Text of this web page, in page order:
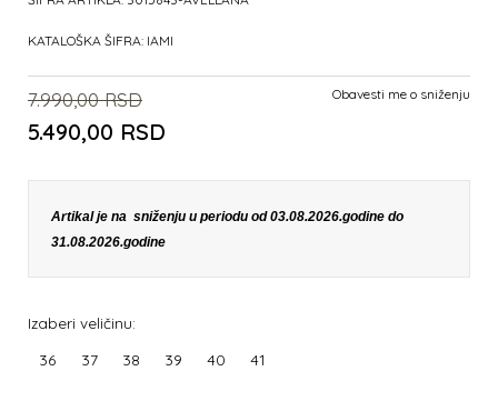
KATALOŠKA ŠIFRA: IAMI
7.990,00 RSD
5.490,00 RSD
Obavesti me o sniženju
Artikal je na sniženju u periodu od 03.08.2026.godine do
31.08.2026.godine
Izaberi veličinu:
36 37 38 39 40 41